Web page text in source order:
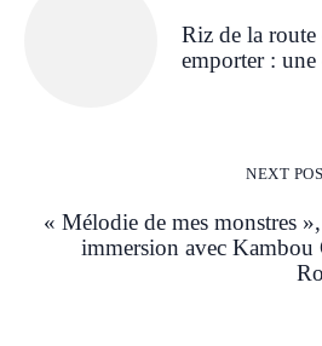
Riz de la route
emporter : une
NEXT
« Mélodie de mes monstres
immersion avec Kambou